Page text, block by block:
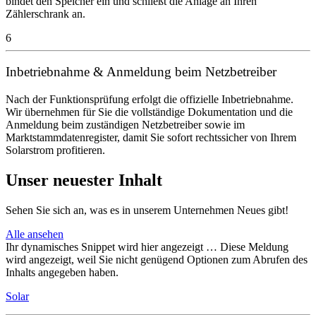
Zählerschrank an.
6
Inbetriebnahme & Anmeldung beim Netzbetreiber
Nach der Funktionsprüfung erfolgt die offizielle Inbetriebnahme.
Wir übernehmen für Sie die vollständige Dokumentation und die
Anmeldung beim zuständigen Netzbetreiber sowie im
Marktstammdatenregister, damit Sie sofort rechtssicher von Ihrem
Solarstrom profitieren.
Unser neuester Inhalt
Sehen Sie sich an, was es in unserem Unternehmen Neues gibt!
Alle ansehen
Ihr dynamisches Snippet wird hier angezeigt … Diese Meldung
wird angezeigt, weil Sie nicht genügend Optionen zum Abrufen des
Inhalts angegeben haben.
Solar